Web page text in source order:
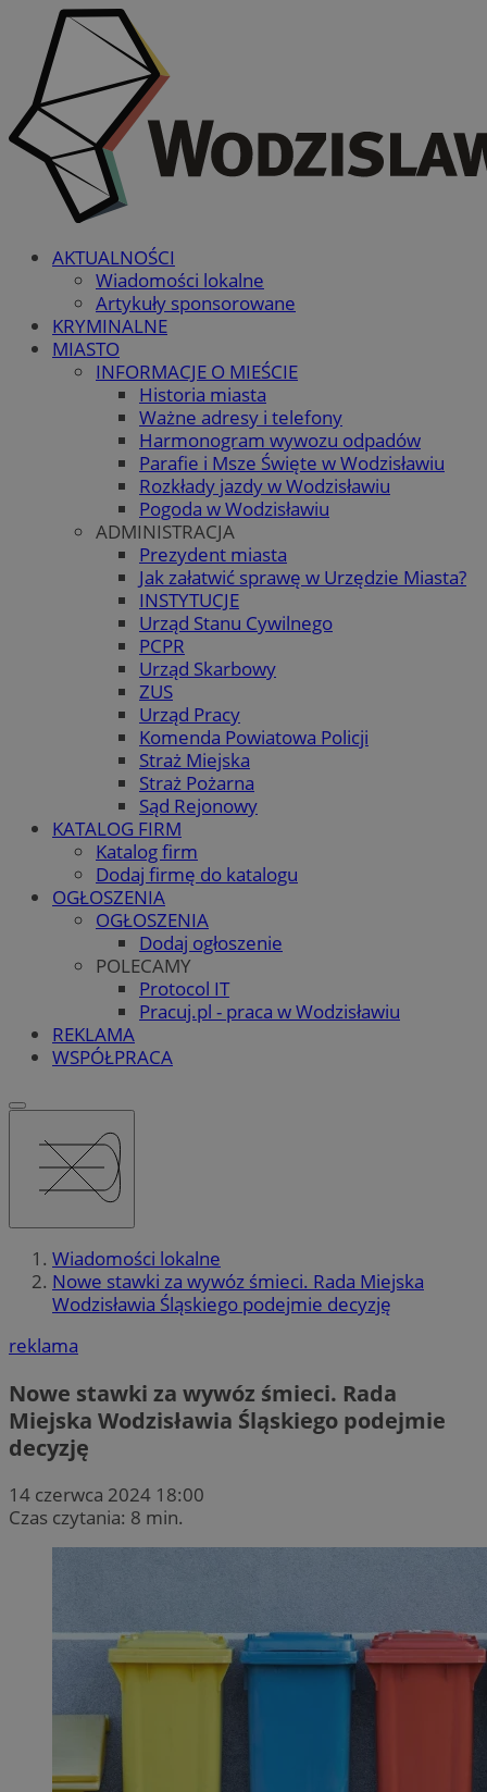
AKTUALNOŚCI
Wiadomości lokalne
Artykuły sponsorowane
KRYMINALNE
MIASTO
INFORMACJE O MIEŚCIE
Historia miasta
Ważne adresy i telefony
Harmonogram wywozu odpadów
Parafie i Msze Święte w Wodzisławiu
Rozkłady jazdy w Wodzisławiu
Pogoda w Wodzisławiu
ADMINISTRACJA
Prezydent miasta
Jak załatwić sprawę w Urzędzie Miasta?
INSTYTUCJE
Urząd Stanu Cywilnego
PCPR
Urząd Skarbowy
ZUS
Urząd Pracy
Komenda Powiatowa Policji
Straż Miejska
Straż Pożarna
Sąd Rejonowy
KATALOG FIRM
Katalog firm
Dodaj firmę do katalogu
OGŁOSZENIA
OGŁOSZENIA
Dodaj ogłoszenie
POLECAMY
Protocol IT
Pracuj.pl - praca w Wodzisławiu
REKLAMA
WSPÓŁPRACA
Wiadomości lokalne
Nowe stawki za wywóz śmieci. Rada Miejska
Wodzisławia Śląskiego podejmie decyzję
reklama
Nowe stawki za wywóz śmieci. Rada
Miejska Wodzisławia Śląskiego podejmie
decyzję
14 czerwca 2024 18:00
Czas czytania: 8 min.